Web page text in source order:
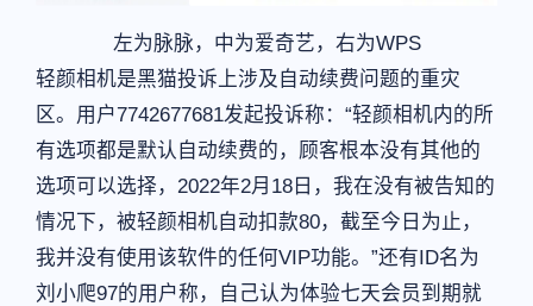
左为脉脉，中为爱奇艺，右为WPS
轻颜相机是黑猫投诉上涉及自动续费问题的重灾
区。用户7742677681发起投诉称：“轻颜相机内的所
有选项都是默认自动续费的，顾客根本没有其他的
选项可以选择，2022年2月18日，我在没有被告知的
情况下，被轻颜相机自动扣款80，截至今日为止，
我并没有使用该软件的任何VIP功能。”还有ID名为
刘小爬97的用户称，自己认为体验七天会员到期就